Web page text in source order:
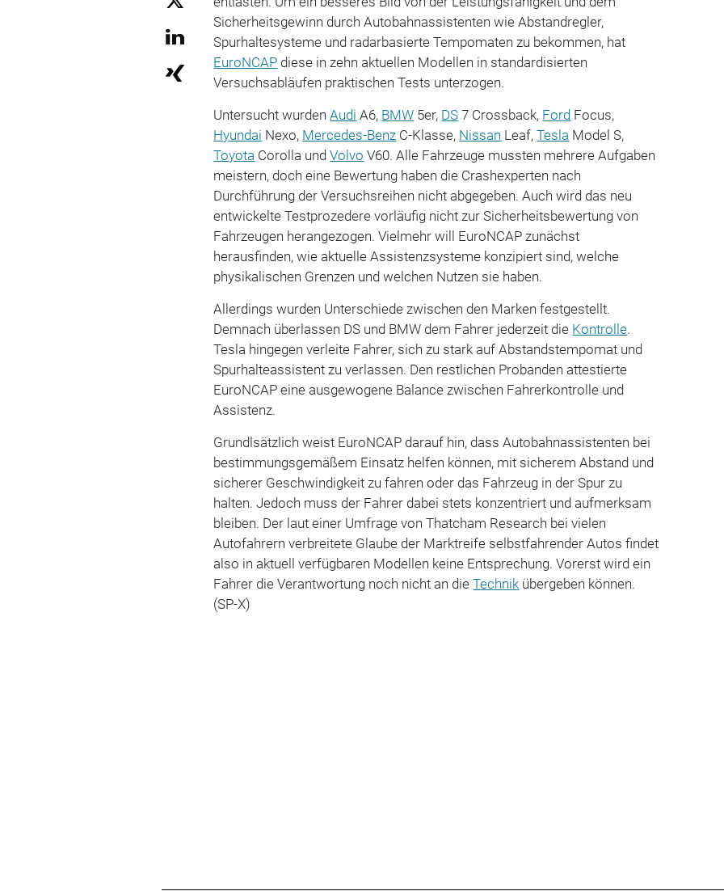
Sicherheitsgewinn durch Autobahnassistenten wie Abstandregler,
Spurhaltesysteme und radarbasierte Tempomaten zu bekommen, hat
EuroNCAP diese in zehn aktuellen Modellen in standardisierten
Versuchsabläufen praktischen Tests unterzogen.
Untersucht wurdenAudi A6, BMW 5er, DS 7 Crossback, Ford Focus,
Hyundai Nexo, Mercedes-Benz C-Klasse, Nissan Leaf,Tesla Model S,
Toyota Corolla undVolvo V60. Alle Fahrzeuge mussten mehrere Aufgaben
meistern, doch eine Bewertung haben die Crashexperten nach
Durchführung der Versuchsreihen nicht abgegeben. Auch wird das neu
entwickelte Testprozedere vorläufig nicht zur Sicherheitsbewertung von
Fahrzeugen herangezogen. Vielmehr will EuroNCAP zunächst
herausfinden, wie aktuelle Assistenzsysteme konzipiert sind, welche
physikalischen Grenzen und welchen Nutzen sie haben.
Allerdings wurden Unterschiede zwischen den Marken festgestellt.
Demnach überlassen DS und BMW dem Fahrer jederzeit die Kontrolle.
Tesla hingegen verleite Fahrer, sich zu stark auf Abstandstempomat und
Spurhalteassistent zu verlassen. Den restlichen Probanden attestierte
EuroNCAP eine ausgewogene Balance zwischen Fahrerkontrolle und
Assistenz.
Grundlsätzlich weist EuroNCAP darauf hin, dass Autobahnassistenten bei
bestimmungsgemäßem Einsatz helfen können, mit sicherem Abstand und
sicherer Geschwindigkeit zu fahren oder das Fahrzeug in der Spur zu
halten. Jedoch muss der Fahrer dabei stets konzentriert und aufmerksam
bleiben. Der laut einer Umfrage von Thatcham Research bei vielen
Autofahrern verbreitete Glaube der Marktreife selbstfahrender Autos findet
also in aktuell verfügbaren Modellen keine Entsprechung. Vorerst wird ein
Fahrer die Verantwortung noch nicht an dieTechnik übergeben können.
(SP-X)